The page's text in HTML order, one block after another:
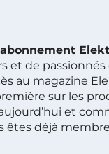
et de
au magazine
sur les
et
êtes déjà